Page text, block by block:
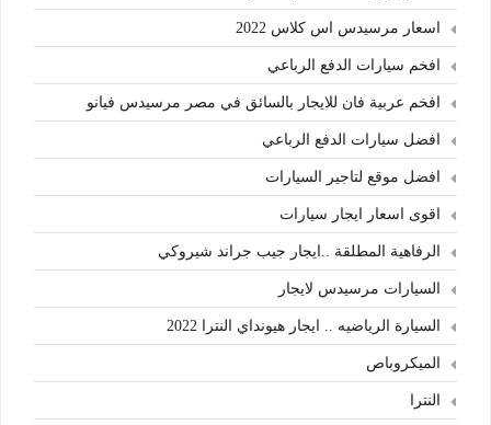
اسعار مرسيدس اس كلاس 2022
افخم سيارات الدفع الرباعي
افخم عربية فان للايجار بالسائق في مصر مرسيدس فيانو
افضل سيارات الدفع الرباعي
افضل موقع لتاجير السيارات
اقوى اسعار ايجار سيارات
الرفاهية المطلقة ..ايجار جيب جراند شيروكي
السيارات مرسيدس لايجار
السيارة الرياضيه .. ايجار هيونداي النترا 2022
الميكروباص
النترا